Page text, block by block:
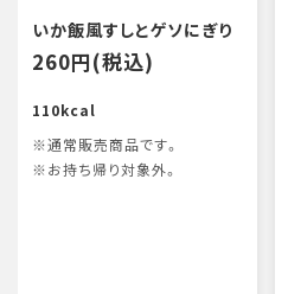
いか飯風すしとゲソにぎり
260円(税込)
110kcal
※通常販売商品です。
※お持ち帰り対象外。